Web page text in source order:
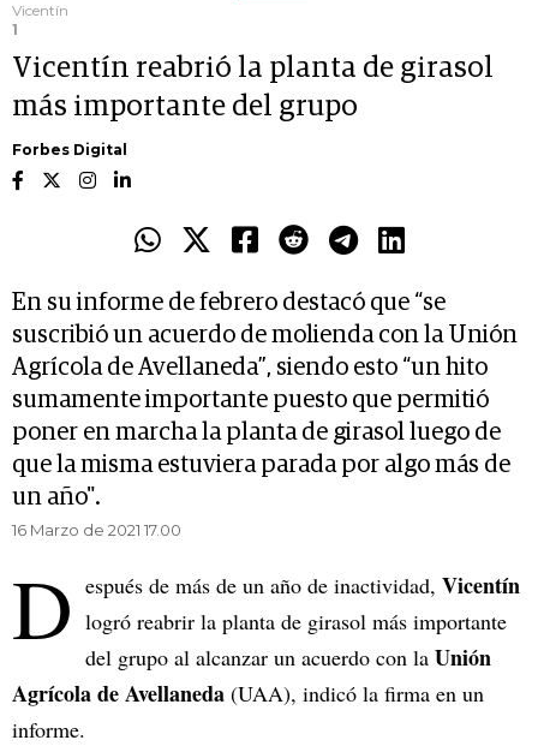
Vicentín
1
Vicentín reabrió la planta de girasol
más importante del grupo
Forbes Digital
En su informe de febrero destacó que “se
suscribió un acuerdo de molienda con la Unión
Agrícola de Avellaneda”, siendo esto “un hito
sumamente importante puesto que permitió
poner en marcha la planta de girasol luego de
que la misma estuviera parada por algo más de
un año".
16 Marzo de 2021 17.00
D espués de más de un año de inactividad, Vicentín
logró reabrir la planta de girasol más importante
del grupo al alcanzar un acuerdo con la Unión
Agrícola de Avellaneda (UAA), indicó la firma en un
informe.